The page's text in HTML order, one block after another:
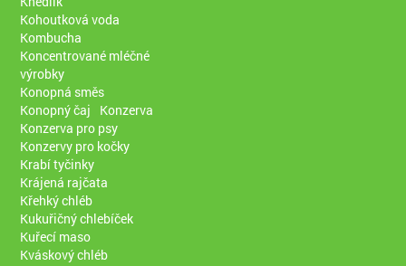
Kohoutková voda
Kombucha
Koncentrované mléčné
výrobky
Konopná směs
Konopný čaj
Konzerva
Konzerva pro psy
Konzervy pro kočky
Krabí tyčinky
Krájená rajčata
Křehký chléb
Kukuřičný chlebíček
Kuřecí maso
Kváskový chléb